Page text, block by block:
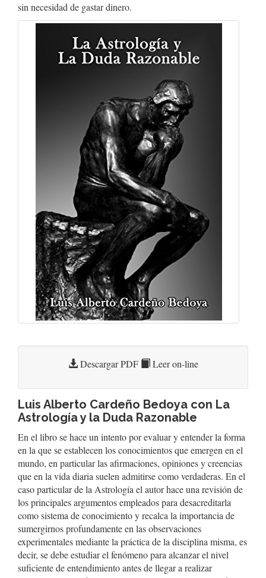
sin necesidad de gastar dinero.
Descargar PDF Leer on-line
Luis Alberto Cardeño Bedoya con La
Astrología y la Duda Razonable
En el libro se hace un intento por evaluar y entender la forma
en la que se establecen los conocimientos que emergen en el
mundo, en particular las afirmaciones, opiniones y creencias
que en la vida diaria suelen admitirse como verdaderas. En el
caso particular de la Astrología el autor hace una revisión de
los principales argumentos empleados para desacreditarla
como sistema de conocimiento y recalca la importancia de
sumergirnos profundamente en las observaciones
experimentales mediante la práctica de la disciplina misma, es
decir, se debe estudiar el fenómeno para alcanzar el nivel
suficiente de entendimiento antes de llegar a realizar